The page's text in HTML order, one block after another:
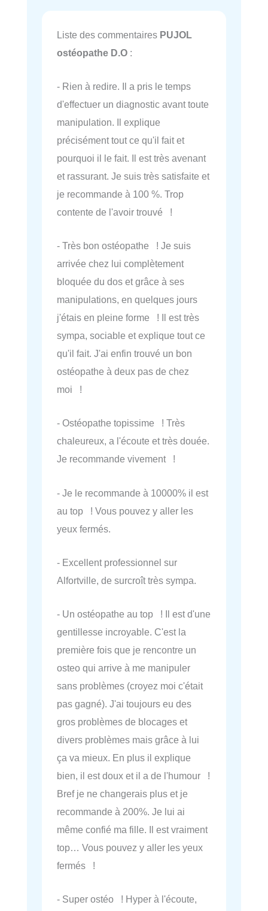
Liste des commentaires PUJOL
ostéopathe D.O :
- Rien à redire. Il a pris le temps
d'effectuer un diagnostic avant toute
manipulation. Il explique
précisément tout ce qu'il fait et
pourquoi il le fait. Il est très avenant
et rassurant. Je suis très satisfaite et
je recommande à 100 %. Trop
contente de l'avoir trouvé !
- Très bon ostéopathe ! Je suis
arrivée chez lui complètement
bloquée du dos et grâce à ses
manipulations, en quelques jours
j'étais en pleine forme ! Il est très
sympa, sociable et explique tout ce
qu'il fait. J'ai enfin trouvé un bon
ostéopathe à deux pas de chez
moi !
- Ostéopathe topissime ! Très
chaleureux, a l'écoute et très douée.
Je recommande vivement !
- Je le recommande à 10000% il est
au top ! Vous pouvez y aller les
yeux fermés.
- Excellent professionnel sur
Alfortville, de surcroît très sympa.
- Un ostéopathe au top ! Il est d'une
gentillesse incroyable. C'est la
première fois que je rencontre un
osteo qui arrive à me manipuler
sans problèmes (croyez moi c'était
pas gagné). J'ai toujours eu des
gros problèmes de blocages et
divers problèmes mais grâce à lui
ça va mieux. En plus il explique
bien, il est doux et il a de l'humour !
Bref je ne changerais plus et je
recommande à 200%. Je lui ai
même confié ma fille. Il est vraiment
top… Vous pouvez y aller les yeux
fermés !
- Super ostéo ! Hyper à l'écoute,